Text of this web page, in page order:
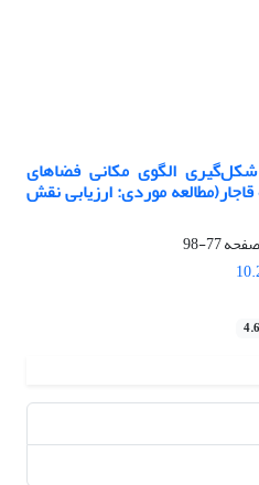
الگوی مکانی فضاهای
موردی:‌ ارزیابی نقش
77-98